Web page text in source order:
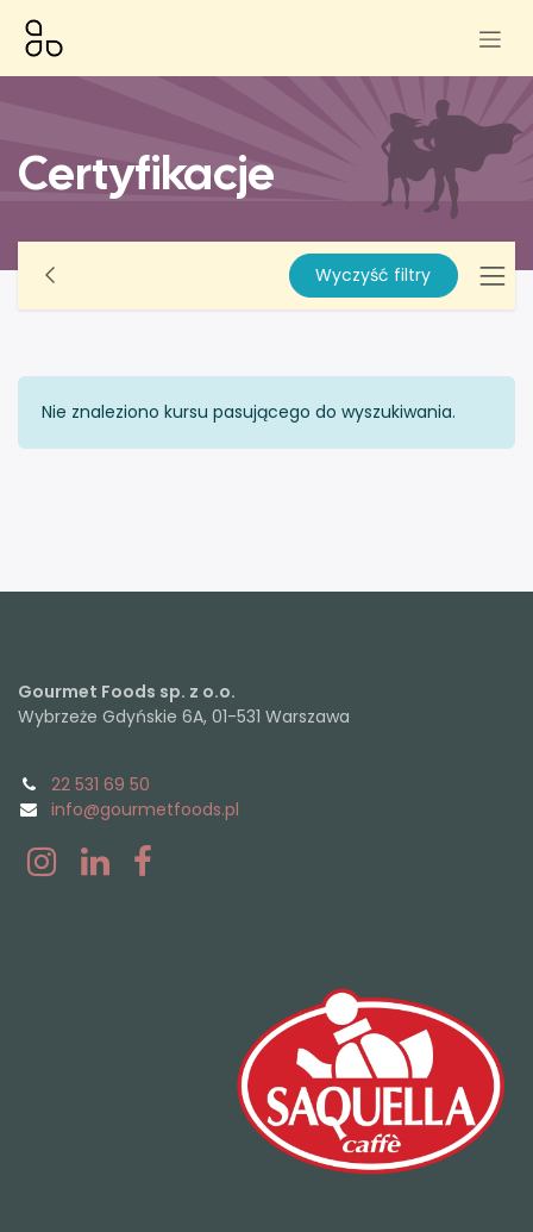
Certyfikacje
Wyczyść filtry
Nie znaleziono kursu pasującego do wyszukiwania.
Gourmet Foods sp. z o.o.
Wybrzeże Gdyńskie 6A, 01-531 Warszawa
22 531 69 50
info@gourmetfoods.pl